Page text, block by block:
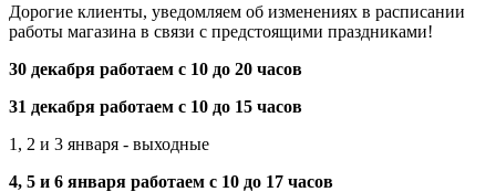
Дорогие клиенты, уведомляем об изменениях в расписании
работы магазина в связи с предстоящими праздниками!
30 декабря работаем с 10 до 20 часов
31 декабря работаем с 10 до 15 часов
1, 2 и 3 января - выходные
4, 5 и 6 января работаем с 10 до 17 часов